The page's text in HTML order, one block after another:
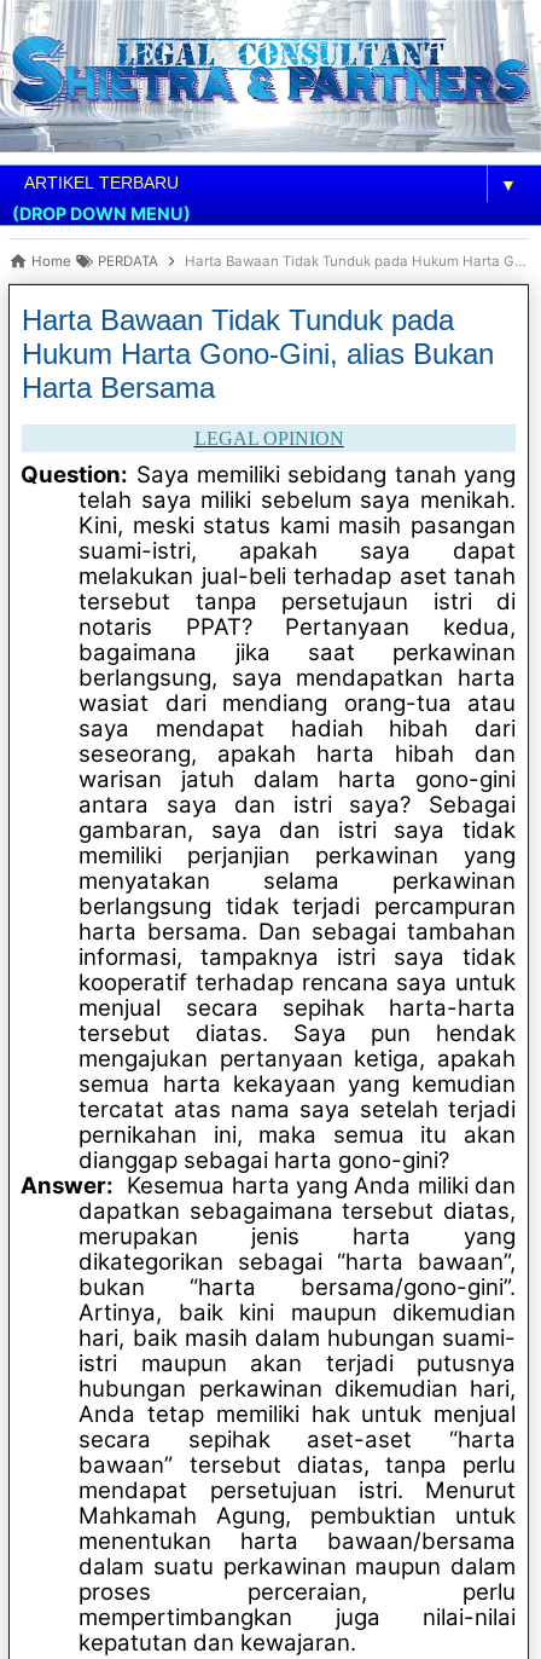
▼
(DROP DOWN MENU)
Home PERDATA Harta Bawaan Tidak Tunduk pada Hukum Harta Gono-Gini, alias Bukan Harta Bersama
Harta Bawaan Tidak Tunduk pada
Hukum Harta Gono-Gini, alias Bukan
Harta Bersama
LEGAL OPINION
Question: Saya memiliki sebidang tanah yang
telah saya miliki sebelum saya menikah.
Kini, meski status kami masih pasangan
suami-istri, apakah saya dapat
melakukan jual-beli terhadap aset tanah
tersebut tanpa persetujaun istri di
notaris PPAT? Pertanyaan kedua,
bagaimana jika saat perkawinan
berlangsung, saya mendapatkan harta
wasiat dari mendiang orang-tua atau
saya mendapat hadiah hibah dari
seseorang, apakah harta hibah dan
warisan jatuh dalam harta gono-gini
antara saya dan istri saya? Sebagai
gambaran, saya dan istri saya tidak
memiliki perjanjian perkawinan yang
menyatakan selama perkawinan
berlangsung tidak terjadi percampuran
harta bersama. Dan sebagai tambahan
informasi, tampaknya istri saya tidak
kooperatif terhadap rencana saya untuk
menjual secara sepihak harta-harta
tersebut diatas. Saya pun hendak
mengajukan pertanyaan ketiga, apakah
semua harta kekayaan yang kemudian
tercatat atas nama saya setelah terjadi
pernikahan ini, maka semua itu akan
dianggap sebagai harta gono-gini?
Answer: Kesemua harta yang Anda miliki dan
dapatkan sebagaimana tersebut diatas,
merupakan jenis harta yang
dikategorikan sebagai “harta bawaan”,
bukan “harta bersama/gono-gini”.
Artinya, baik kini maupun dikemudian
hari, baik masih dalam hubungan suami-
istri maupun akan terjadi putusnya
hubungan perkawinan dikemudian hari,
Anda tetap memiliki hak untuk menjual
secara sepihak aset-aset “harta
bawaan” tersebut diatas, tanpa perlu
mendapat persetujuan istri. Menurut
Mahkamah Agung, pembuktian untuk
menentukan harta bawaan/bersama
dalam suatu perkawinan maupun dalam
proses perceraian, perlu
mempertimbangkan juga nilai-nilai
kepatutan dan kewajaran.